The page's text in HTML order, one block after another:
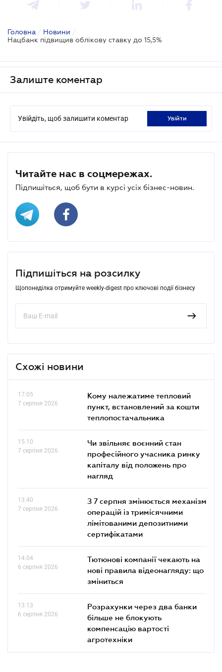
Головна / Новини /
Нацбанк підвищив облікову ставку до 15,5%
Залиште коментар
Увійдіть, щоб залишити коментар увійти
Читайте нас в соцмережах.
Підпишіться, щоб бути в курсі усіх бізнес-новин.
Підпишіться на розсилку
Щопонеділка отримуйте weekly-digest про ключові події бізнесу
Схожі новини
17.05
7 серпня 2026
Кому належатиме тепловий
пункт, встановлений за кошти
теплопостачальника
15.10
7 серпня 2026
Чи звільняє воєнний стан
професійного учасника ринку
капіталу від положень про
нагляд
13.40
7 серпня 2026
З 7 серпня змінюється механізм
операцій із тримісячними
лімітованими депозитними
сертифікатами
14.04
6 серпня 2026
Тютюнові компанії чекають на
нові правила відеонагляду: що
зміниться
13.13
6 серпня 2026
Розрахунки через два банки
більше не блокують
компенсацію вартості
агротехніки